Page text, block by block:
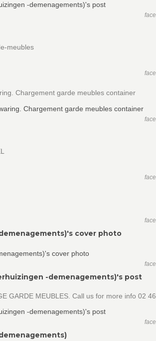
meubles
Chargement garde meubles container
cover photo
-demenagements)'s post
GARDE MEUBLES. Call us for more info 02